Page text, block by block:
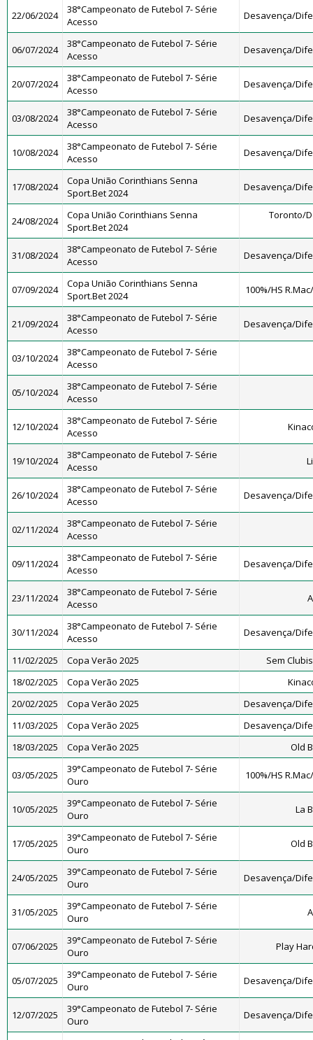
22/06/2024
38°Campeonato de Futebol 7- Série
Acesso
Desavença/
06/07/2024
38°Campeonato de Futebol 7- Série
Acesso
Desavença/
20/07/2024
38°Campeonato de Futebol 7- Série
Acesso
Desavença/
03/08/2024
38°Campeonato de Futebol 7- Série
Acesso
Desavença/
10/08/2024
38°Campeonato de Futebol 7- Série
Acesso
Desavença/
17/08/2024
Copa União Corinthians Senna
Sport.Bet 2024
Desavença/
24/08/2024
Copa União Corinthians Senna
Sport.Bet 2024
Toronto/
31/08/2024
38°Campeonato de Futebol 7- Série
Acesso
Desavença/
07/09/2024
Copa União Corinthians Senna
Sport.Bet 2024
100%/HS
21/09/2024
38°Campeonato de Futebol 7- Série
Acesso
Desavença/
03/10/2024
38°Campeonato de Futebol 7- Série
Acesso
05/10/2024
38°Campeonato de Futebol 7- Série
Acesso
12/10/2024
38°Campeonato de Futebol 7- Série
Acesso
19/10/2024
38°Campeonato de Futebol 7- Série
Acesso
26/10/2024
38°Campeonato de Futebol 7- Série
Acesso
Desavença/
02/11/2024
38°Campeonato de Futebol 7- Série
Acesso
09/11/2024
38°Campeonato de Futebol 7- Série
Acesso
Desavença/
23/11/2024
38°Campeonato de Futebol 7- Série
Acesso
30/11/2024
38°Campeonato de Futebol 7- Série
Acesso
Desavença/
11/02/2025 Copa Verão 2025
Sem
18/02/2025
Copa Verão 2025
20/02/2025
Copa Verão 2025
Desavença/
11/03/2025
Copa Verão 2025
Desavença/
18/03/2025
Copa Verão 2025 Old
03/05/2025
39°Campeonato de Futebol 7- Série
Ouro
100%/HS
10/05/2025
39°Campeonato de Futebol 7- Série
Ouro
La
17/05/2025
39°Campeonato de Futebol 7- Série
Ouro
Old
24/05/2025
39°Campeonato de Futebol 7- Série
Ouro
Desavença/
31/05/2025
39°Campeonato de Futebol 7- Série
Ouro
07/06/2025
39°Campeonato de Futebol 7- Série
Ouro
Play
05/07/2025
39°Campeonato de Futebol 7- Série
Ouro
Desavença/
12/07/2025
39°Campeonato de Futebol 7- Série
Ouro
Desavença/